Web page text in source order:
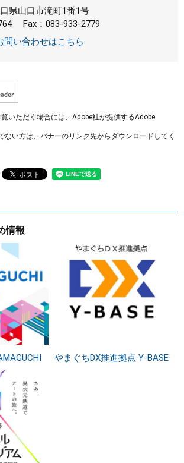
県山口市滝町1番1号
Fax：083-933-2779
問い合わせはこちら
いただく場合には、Adobe社が提供するAdobe
ない方は、バナーのリンク先からダウンロードしてく
情報
やまぐちDX推進拠点 Y-BASE